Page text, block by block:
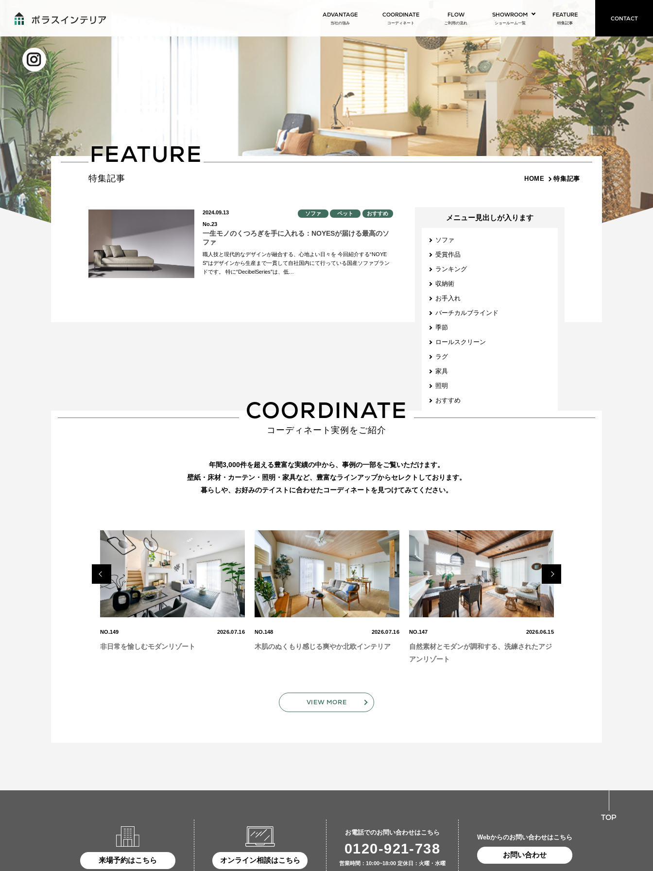
ADVANTAGE
当社の強み
COORDINATE
コーディネート
FLOW
ご利用の流れ
SHOWROOM
ショールーム一覧
FEATURE
特集記事
CONTACT
FEATURE
特集記事 HOME 特集記事
2024.09.13 ソファ ペット
おすすめ
No.23
一生モノのくつろぎを手に入れる：NOYESが届ける最高のソ
ファ
職人技と現代的なデザインが融合する、心地よい日々を 今回紹介する“NOYE
S"はデザインから生産まで一貫して自社国内にて行っている国産ソファブラン
ドです。 特に“DecibelSeries"は、低…
メニュー見出しが入ります
ソファ
受賞作品
ランキング
収納術
お手入れ
バーチカルブラインド
季節
ロールスクリーン
ラグ
家具
照明
おすすめ
COORDINATE
コーディネート実例をご紹介
年間3,000件を超える豊富な実績の中から、事例の一部をご覧いただけます。
壁紙・床材・カーテン・照明・家具など、豊富なラインアップからセレクトしております。
暮らしや、お好みのテイストに合わせたコーディネートを見つけてみてください。
Previo
us
NO.149 2026.07.16
非日常を愉しむモダンリゾート
NO.148 2026.07.16
木肌のぬくもり感じる爽やか北欧インテリア
NO.147 2026.06.15
自然素材とモダンが調和する、洗練されたアジ
アンリゾート
Next
VIEW MORE
TOP
来場予約はこちら オンライン相談はこちら
お電話でのお問い合わせはこちら
0120-921-738
営業時間：10:00~18:00 定休日：火曜・水曜
Webからのお問い合わせはこちら
お問い合わせ